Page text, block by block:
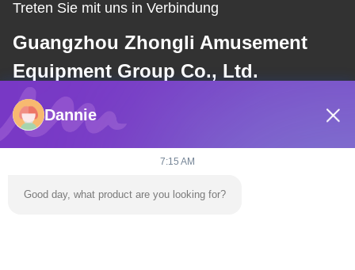
Treten Sie mit uns in Verbindung
Guangzhou Zhongli Amusement
Equipment Group Co., Ltd.
E-Mail
dannie@zhongliyoule.com
Dannie
7:15 AM
Good day, what product are you looking for?